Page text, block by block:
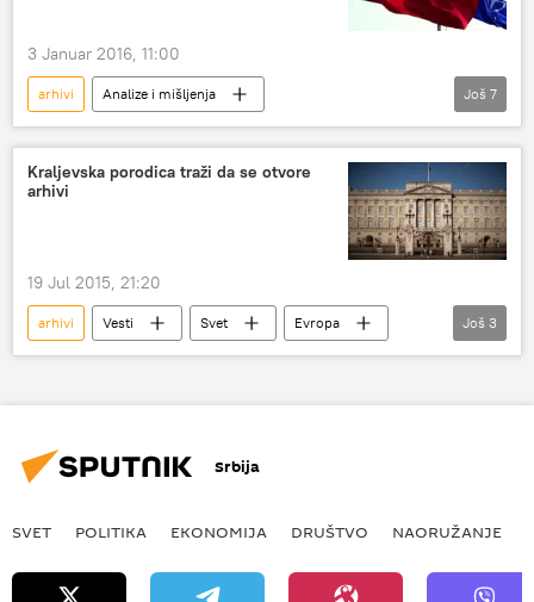
3 Januar 2016, 11:00
arhivi
Analize i mišljenja
Komentari i Analitika
Turska
Sirija
Bugarska
NATO
obaveštajna služba
tajne operacije
Još 7
Kraljevska porodica traži da se otvore
arhivi
19 Jul 2015, 21:20
arhivi Vesti Svet
Evropa
nacizam
pozdrav
Još 3
Srbija
SVET POLITIKA EKONOMIJA DRUŠTVO NAORUŽANJE